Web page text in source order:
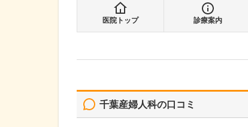
医院トップ 診療案内
千葉産婦人科の口コミ